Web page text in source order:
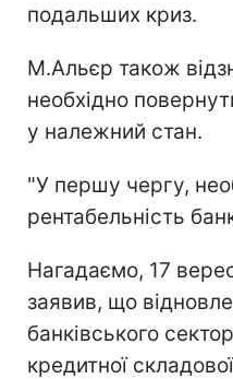
подальших криз.
М.Альєр також
необхідно
у належний стан.
"У першу чергу,
рентабельність
Нагадаємо, 17
заявив, що
банківського
кредитної